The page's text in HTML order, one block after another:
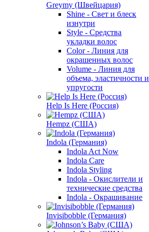
Greymy (Швейцария)
Shine - Свет и блеск
изнутри
Style - Средства
укладки волос
Color - Линия для
окрашенных волос
Volume - Линия для
объема, эластичности и
упругости
Help Is Here (Россия)
Hempz (США)
Indola (Германия)
Indola Act Now
Indola Care
Indola Styling
Indola - Окислители и
технические средства
Indola - Окрашивание
Invisibobble (Германия)